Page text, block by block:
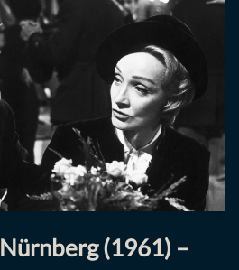
(1961) –